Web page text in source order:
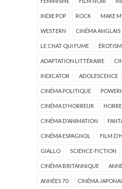
INDIE POP ROCK MAKE
WESTERN CINÉMA ANGLAIS
LE CHAT QUI FUME
ADAPTATION LITTÉRAIRE
INDICATOR ADOLESCENCE
CINÉMA POLITIQUE
CINÉMA D'HORREUR
CINÉMA D'ANIMATION
CINÉMA ESPAGNOL FILM
GIALLO SCIENCE-FICTION
CINÉMA BRITANNIQUE
ANNÉES 70 CINÉMA